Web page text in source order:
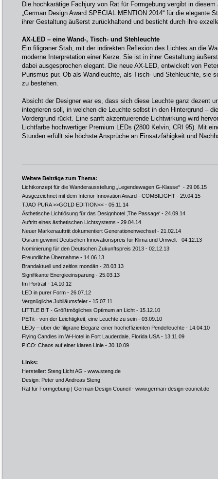
Die hochkarätige Fachjury von Rat für Formgebung vergibt in
„German Design Award SPECIAL MENTION 2014“ für die elegante
ihrer Gestaltung äußerst zurückhaltend und besticht durch ihre
AX-LED – eine Wand-, Tisch- und Stehleuchte
Ein filigraner Stab, mit der indirekten Reflexion des Lichtes an die
moderne Interpretation einer Kerze. Sie ist in ihrer Gestaltung
dabei ausgesprochen elegant. Die neue AX-LED, entwickelt von
Purismus pur. Ob als Wandleuchte, als Tisch- und Stehleuchte, sie
zu bestehen.
Absicht der Designer war es, dass sich diese Leuchte ganz dezent
integrieren soll, in welchen die Leuchte selbst in den Hintergrund –
Vordergrund rückt. Eine sanft akzentuierende Lichtwirkung wird
Lichtfarbe hochwertiger Premium LEDs (2800 Kelvin, CRI 95). Mit
Stunden erfüllt sie höchste Ansprüche an Einsatzfähigkeit und
Weitere Beiträge zum Thema:
Lichtkonzept für die Wanderausstellung „Legendewagen G-Klasse“ - 29.06.15
Ausgezeichnet mit dem Interior Innovation Award - COMBILIGHT - 29.04.15
TJAO PURA >>GOLD EDITION<< - 05.11.14
Ästhetische Lichtlösung für das Designhotel ‚The Passage‘ - 24.09.14
Auftritt eines ästhetischen Lichtsystems - 29.04.14
Neuer Markenauftritt dokumentiert Generationenwechsel - 21.02.14
Osram gewinnt Deutschen Innovationspreis für Klima und Umwelt - 04.12.13
Nominierung für den Deutschen Zukunftspreis 2013 - 02.12.13
Freundliche Übernahme - 14.06.13
Brandaktuell und zeitlos mondän - 28.03.13
Signifikante Energieeinsparung - 25.03.13
Im Portrait - 14.10.12
LED in purer Form - 26.07.12
Vergnügliche Jubiläumsfeier - 15.07.11
LITTLE BIT - Größtmögliches Optimum an Licht - 15.12.10
PETit - von der Leichtigkeit, eine Leuchte zu sein - 03.09.10
LEDy – über die filigrane Eleganz einer hocheffizienten Pendelleuchte - 14.04.10
Flying Candles im W-Hotel in Fort Lauderdale, Florida USA - 13.11.09
PICO: Chaos auf einer klaren Linie - 30.10.09
Links:
Hersteller: Steng Licht AG - www.steng.de
Design: Peter und Andreas Steng
Rat für Formgebung | German Design Council - www.german-design-council.de